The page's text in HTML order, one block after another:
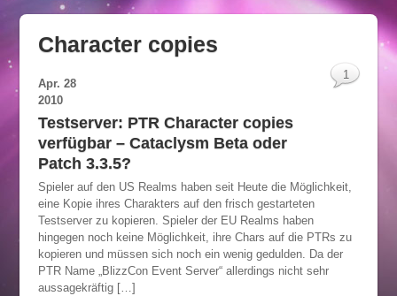
Character copies
Apr. 28
2010
Testserver: PTR Character copies
verfügbar – Cataclysm Beta oder
Patch 3.3.5?
Spieler auf den US Realms haben seit Heute die Möglichkeit,
eine Kopie ihres Charakters auf den frisch gestarteten
Testserver zu kopieren. Spieler der EU Realms haben
hingegen noch keine Möglichkeit, ihre Chars auf die PTRs zu
kopieren und müssen sich noch ein wenig gedulden. Da der
PTR Name „BlizzCon Event Server“ allerdings nicht sehr
aussagekräftig […]
1